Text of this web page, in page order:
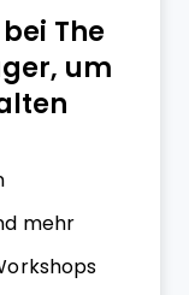
The
um
mehr